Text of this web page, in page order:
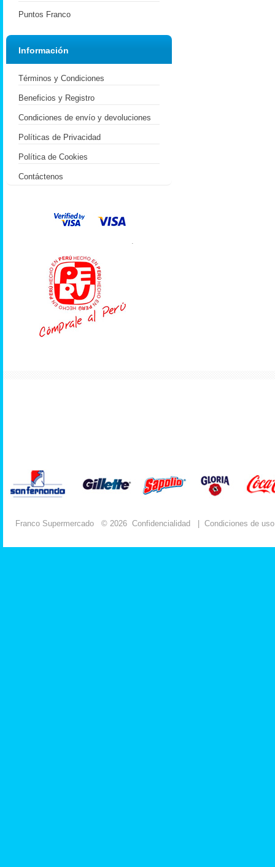
Puntos Franco
Información
Términos y Condiciones
Beneficios y Registro
Condiciones de envío y devoluciones
Políticas de Privacidad
Política de Cookies
Contáctenos
.
Franco Supermercado © 2026 Confidencialidad Condiciones de uso